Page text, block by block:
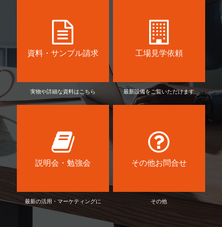
資料・サンプル請求
実物や詳細な資料はこちら
工場見学依頼
最新設備をご覧いただけます
説明会・勉強会
最新の活用・マーケティングに
その他お問合せ
その他